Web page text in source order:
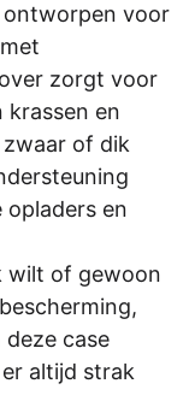
ontworpen voor
zorgt voor
krassen en
of dik
en
wilt of gewoon
case
altijd strak